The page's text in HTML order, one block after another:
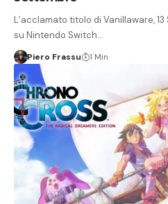
L’acclamato titolo di Vanillaware,
su Nintendo Switch…
Piero Frassu 1 Min